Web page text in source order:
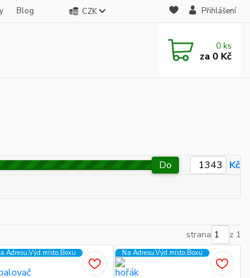
Blog CZK Přihlášení
0 ks
za 0 Kč
Do Kč
strana z 1
Adresu,Výd.místo,Boxu Na Adresu,Výd.místo,Boxu